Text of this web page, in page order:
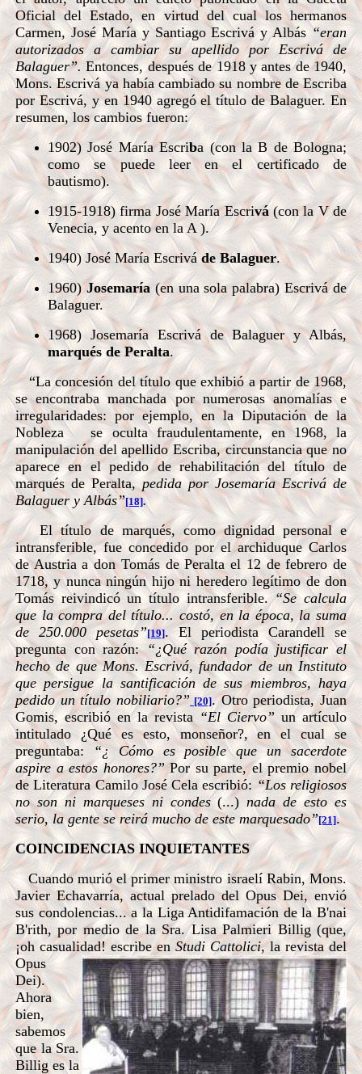
Oficial del Estado, en virtud del cual los hermanos
Carmen, José María y Santiago Escrivá y Albás “eran
autorizados a cambiar su apellido por Escrivá de
Balaguer”. Entonces, después de 1918 y antes de 1940,
Mons. Escrivá ya había cambiado su nombre de Escriba
por Escrivá, y en 1940 agregó el título de Balaguer. En
resumen, los cambios fueron:
1902) José María Escriba (con la B de Bologna;
como se puede leer en el certificado de
bautismo).
1915-1918) firma José María Escrivá(conla Vde
Venecia, y acento en la A).
1940) José María Escriváde Balaguer.
1960)Josemaría(en una sola palabra) Escrivá de
Balaguer.
1968) Josemaría Escrivá de Balaguer y Albás,
marqués de Peralta.
“La concesión del título que exhibió a partir de 1968,
se encontraba manchada por numerosas anomalías e
irregularidades: por ejemplo, enla Diputaciónde la
Nobleza
se oculta fraudulentamente, en 1968, la
manipulación del apellido Escriba, circunstancia que no
aparece en el pedido de rehabilitación del título de
marqués de Peralta,pedida por Josemaría Escrivá de
Balaguer y Albás”[18].
El título de marqués, como dignidad personal e
intransferible, fue concedido por el archiduque Carlos
de Austria a don Tomás de Peralta el 12 de febrero de
1718, y nunca ningún hijo ni heredero legítimo de don
Tomás reivindicó un título intransferible.“Se calcula
que la compra del título... costó, en la época, la suma
de 250.000 pesetas”[19]. El periodista Carandell se
pregunta con razón:“¿Qué razón podía justificar el
hecho de que Mons. Escrivá, fundador de un Instituto
que persigue la santificación de sus miembros, haya
pedido un título nobiliario?” [20]. Otro periodista, Juan
Gomis, escribió en la revista “El Ciervo” un artículo
intitulado ¿Qué es esto, monseñor?, en el cual se
preguntaba:
“¿ Cómo es posible que un sacerdote
aspire a estos honores?”Por su parte, el premio nobel
de Literatura Camilo José Cela escribió: “Los religiosos
no son ni marqueses ni condes(...)nada de esto es
serio, la gente se reirá mucho de este marquesado”[21].
COINCIDENCIAS INQUIETANTES
Cuando murió el primer ministro israelí Rabin, Mons.
Javier Echavarría, actual prelado del Opus Dei, envió
sus condolencias... a la Liga Antidifamación de la B'nai
B'rith, por medio de la Sra. Lisa Palmieri Billig (que,
¡oh casualidad! escribe en Studi Cattolici, la revista del
Opus
Dei).
Ahora
bien,
sabemos
que la Sra.
Billig es la